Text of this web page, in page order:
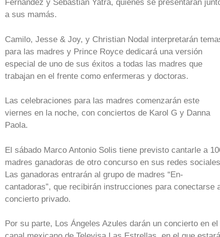
Fernández y Sebastián Yatra, quienes se presentarán
a sus mamás.
Camilo, Jesse & Joy, y Christian Nodal interpretarán
para las madres y Prince Royce dedicará una versión
especial de uno de sus éxitos a todas las madres que
trabajan en el frente como enfermeras y doctoras.
Las celebraciones para las madres comenzarán este
viernes en la noche, con conciertos de Karol G y Danna
Paola.
El sábado Marco Antonio Solis tiene previsto cantarle a
madres ganadoras de otro concurso en sus redes
Las ganadoras entrarán al grupo de madres “En-
cantadoras”, que recibirán instrucciones para conectarse
concierto privado.
Por su parte, Los Ángeles Azules darán un concierto en el